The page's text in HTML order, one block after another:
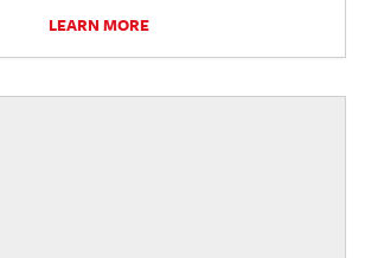
LEARN MORE